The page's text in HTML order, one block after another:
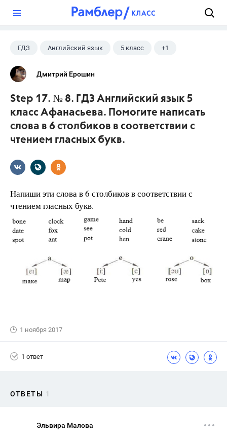
ГДЗ Английский язык 5 класс +1
Афанасьева О. В.
Дмитрий Ерошин
Step 17. № 8. ГДЗ Английский язык 5
класс Афанасьева. Помогите написать
слова в 6 столбиков в соответствии с
чтением гласных букв.
Напиши эти слова в 6 столбиков в соответствии с
чтением гласных букв.
1 ноября 2017
1 ответ
ОТВЕТЫ 1
Эльвира Малова